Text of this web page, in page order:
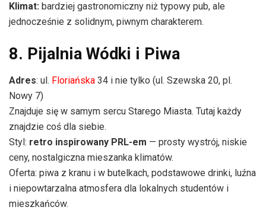
Klimat: bardziej gastronomiczny niż typowy pub, ale
jednocześnie z solidnym, piwnym charakterem.
8. Pijalnia Wódki i Piwa
Adres: ul. Floriańska 34 i nie tylko (ul. Szewska 20, pl.
Nowy 7)
Znajduje się w samym sercu Starego Miasta. Tutaj każdy
znajdzie coś dla siebie.
Styl: retro inspirowany PRL-em — prosty wystrój, niskie
ceny, nostalgiczna mieszanka klimatów.
Oferta: piwa z kranu i w butelkach, podstawowe drinki, luźna
i niepowtarzalna atmosfera dla lokalnych studentów i
mieszkańców.